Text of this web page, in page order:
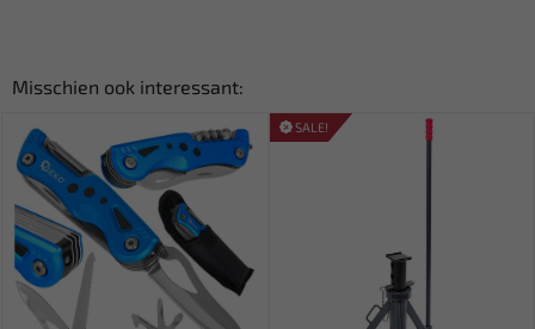
Misschien ook interessant:
SALE!